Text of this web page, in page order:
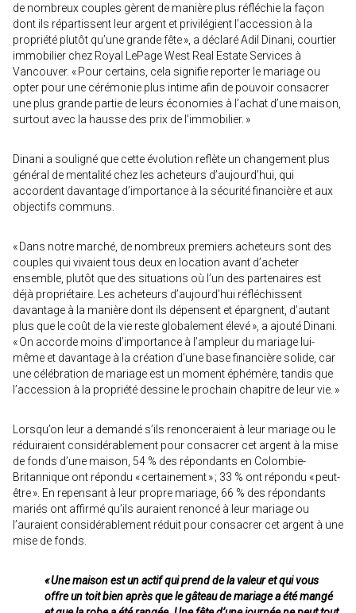
de nombreux couples gèrent de manière plus réfléchie la façon
dont ils répartissent leur argent et privilégient l’accession à la
propriété plutôt qu’une grande fête », a déclaré Adil Dinani, courtier
immobilier chez Royal LePage West Real Estate Services à
Vancouver. « Pour certains, cela signifie reporter le mariage ou
opter pour une cérémonie plus intime afin de pouvoir consacrer
une plus grande partie de leurs économies à l’achat d’une maison,
surtout avec la hausse des prix de l’immobilier. »
Dinani a souligné que cette évolution reflète un changement plus
général de mentalité chez les acheteurs d’aujourd’hui, qui
accordent davantage d’importance à la sécurité financière et aux
objectifs communs.
« Dans notre marché, de nombreux premiers acheteurs sont des
couples qui vivaient tous deux en location avant d’acheter
ensemble, plutôt que des situations où l’un des partenaires est
déjà propriétaire. Les acheteurs d’aujourd’hui réfléchissent
davantage à la manière dont ils dépensent et épargnent, d’autant
plus que le coût de la vie reste globalement élevé », a ajouté Dinani.
« On accorde moins d’importance à l’ampleur du mariage lui-
même et davantage à la création d’une base financière solide, car
une célébration de mariage est un moment éphémère, tandis que
l’accession à la propriété dessine le prochain chapitre de leur vie. »
Lorsqu’on leur a demandé s’ils renonceraient à leur mariage ou le
réduiraient considérablement pour consacrer cet argent à la mise
de fonds d’une maison, 54 % des répondants en Colombie-
Britannique ont répondu « certainement » ; 33 % ont répondu « peut-
être ». En repensant à leur propre mariage, 66 % des répondants
mariés ont affirmé qu’ils auraient renoncé à leur mariage ou
l’auraient considérablement réduit pour consacrer cet argent à une
mise de fonds.
« Une maison est un actif qui prend de la valeur et qui vous
offre un toit bien après que le gâteau de mariage a été mangé